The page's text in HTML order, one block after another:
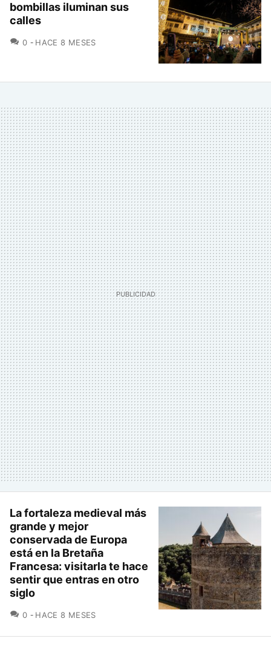
bombillas iluminan sus
calles
0 COMENTARIOS
HACE 8 MESES
La fortaleza medieval más
grande y mejor
conservada de Europa
está en la Bretaña
Francesa: visitarla te hace
sentir que entras en otro
siglo
0 COMENTARIOS
HACE 8 MESES